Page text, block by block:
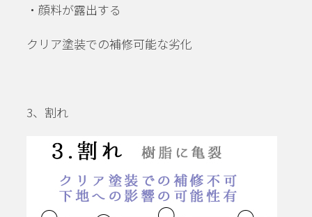
・顔料が露出する
クリア塗装での補修可能な劣化
3、割れ